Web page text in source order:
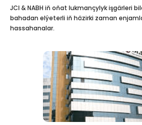
JCI & NABH iň oňat lukmançylyk işgärleri
bahadan elýeterli iň häzirki zaman
hassahanalar.